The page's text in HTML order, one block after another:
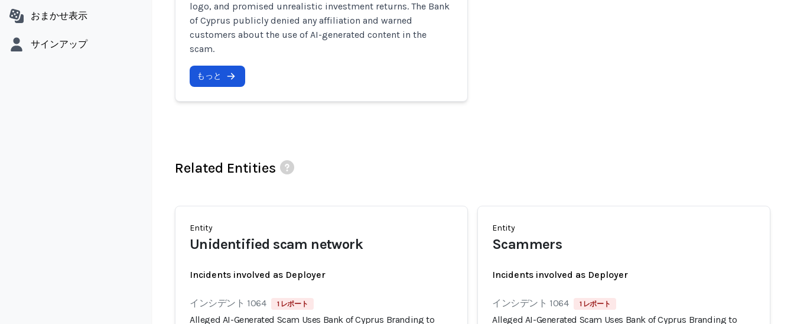
おまかせ表示
サインアップ
logo, and promised unrealistic investment returns. The Bank
of Cyprus publicly denied any affiliation and warned
customers about the use of AI-generated content in the
scam.
もっと
Related Entities
Entity
Unidentified scam network
Incidents involved as Deployer
インシデント 1064 1 レポート
Alleged AI-Generated Scam Uses Bank of Cyprus Branding to
Entity
Scammers
Incidents involved as Deployer
インシデント 1064 1 レポート
Alleged AI-Generated Scam Uses Bank of Cyprus Branding to